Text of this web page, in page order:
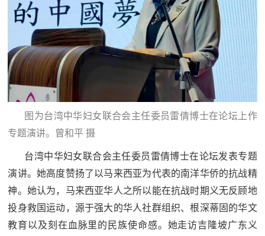
图为台湾中华妇女联合会主任委员雷倩博士在论坛上作
专题演讲。曾和平 摄
台湾中华妇女联合会主任委员雷倩博士在论坛发表专题
演讲。她高度赞扬了以马来西亚为代表的南洋华侨的抗战精
神。她认为，马来西亚华人之所以能在抗战时期义无反顾地
投身救国运动，源于强大的华人社群组织、根深蒂固的华文
教育以及刻在血脉里的民族使命感。她走访吉隆坡广东义